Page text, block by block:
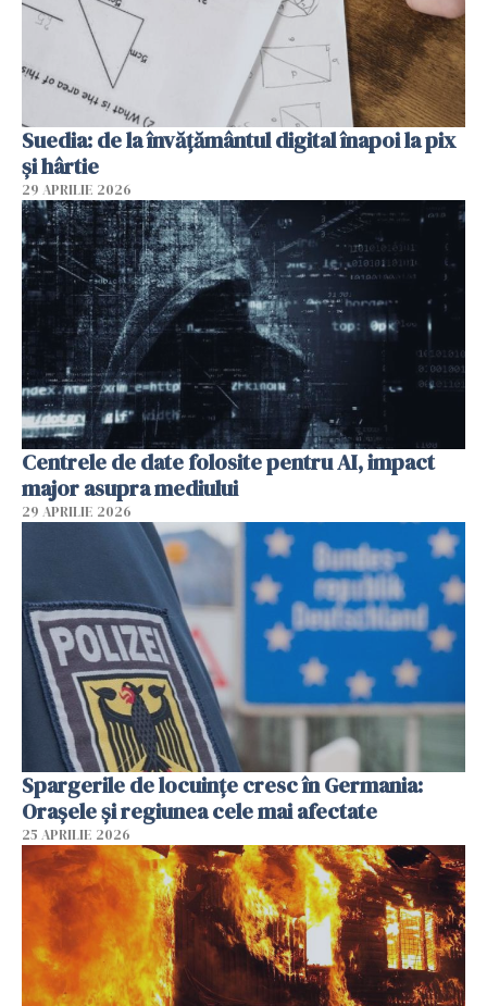
Suedia: de la învățământul digital înapoi la pix
și hârtie
29 APRILIE 2026
Centrele de date folosite pentru AI, impact
major asupra mediului
29 APRILIE 2026
Spargerile de locuințe cresc în Germania:
Orașele și regiunea cele mai afectate
25 APRILIE 2026